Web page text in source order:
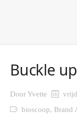
Buckle
DoorYvette
bioscoop, Brand